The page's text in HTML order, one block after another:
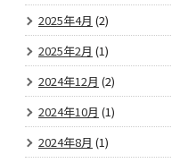
2025年4月 (2)
2025年2月 (1)
2024年12月 (2)
2024年10月 (1)
2024年8月 (1)